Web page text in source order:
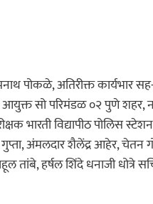
पोकळे, अतिरीक्त कार्यभार
आयुक्त सो परिमंडळ ०२ पुणे
भारती विद्यापीठ पोलिस
गुप्ता, अंमलदार शैलेंद्र आहेर,
हर्षल शिंदे धनाजी धोत्रे